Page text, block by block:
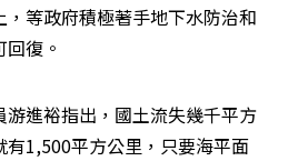
等政府積極著手地下水防治和
復。
進裕指出，國土流失幾千平方
1,500平方公里，只要海平面